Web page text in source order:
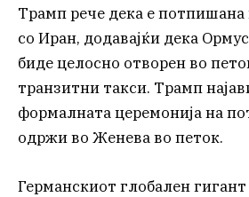
Трамп рече дека е
со Иран, додавајќи дека
биде целосно отворен во
транзитни такси. Трамп
формалната церемонија на
одржи во Женева во петок.
Германскиот глобален гигант